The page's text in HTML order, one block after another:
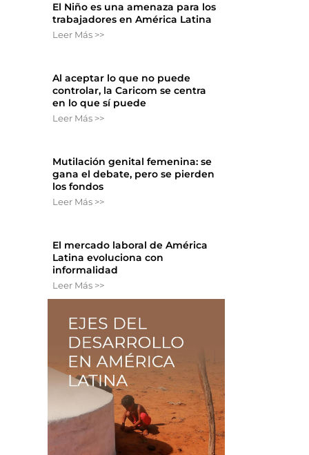
El Niño es una amenaza para los
trabajadores en América Latina
Leer Más >>
Al aceptar lo que no puede
controlar, la Caricom se centra
en lo que sí puede
Leer Más >>
Mutilación genital femenina: se
gana el debate, pero se pierden
los fondos
Leer Más >>
El mercado laboral de América
Latina evoluciona con
informalidad
Leer Más >>